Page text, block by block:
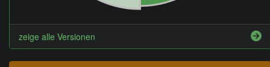
zeige alle Versionen